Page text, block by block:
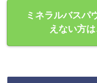
ミネラルバスパ
えない方